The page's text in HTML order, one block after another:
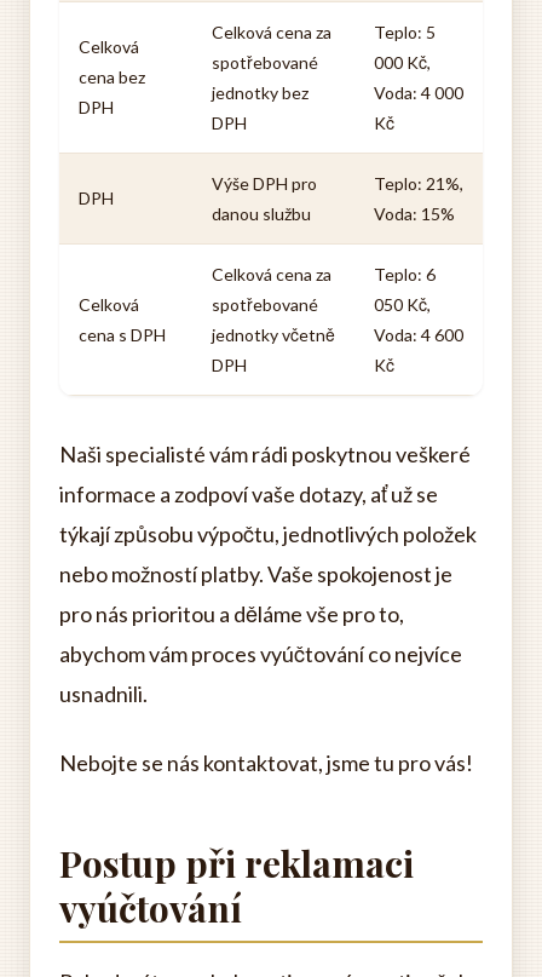
Celková
cena bez
DPH
Celková cena za
spotřebované
jednotky bez
DPH
Teplo: 5
000 Kč,
Voda: 4 000
Kč
DPH
Výše DPH pro
danou službu
Teplo: 21%,
Voda: 15%
Celková
cena s DPH
Celková cena za
spotřebované
jednotky včetně
DPH
Teplo: 6
050 Kč,
Voda: 4 600
Kč
Naši specialisté vám rádi poskytnou veškeré
informace a zodpoví vaše dotazy, ať už se
týkají způsobu výpočtu, jednotlivých položek
nebo možností platby. Vaše spokojenost je
pro nás prioritou a děláme vše pro to,
abychom vám proces vyúčtování co nejvíce
usnadnili.
Nebojte se nás kontaktovat, jsme tu pro vás!
Postup při reklamaci
vyúčtování